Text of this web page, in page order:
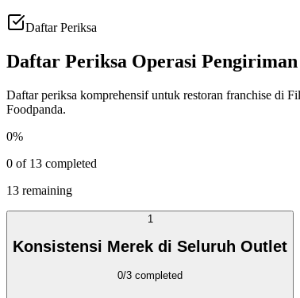
Daftar Periksa
Daftar Periksa Operasi
Daftar periksa komprehensif untuk restoran franchise di
Foodpanda.
0%
0 of 13 completed
13 remaining
1
Konsistensi Merek di Seluruh Outlet
0/3 completed